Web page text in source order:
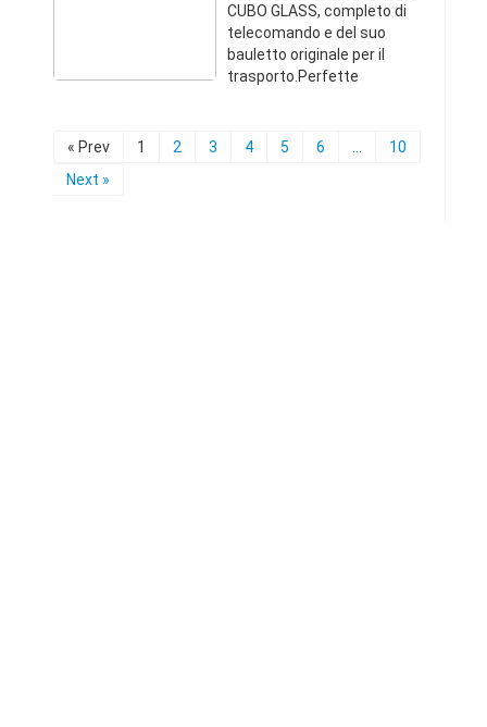
CUBO GLASS, completo di
telecomando e del suo
bauletto originale per il
trasporto.Perfette
design progettato da Mario
« Prev 1 2 3 4 5 6
10
Next »